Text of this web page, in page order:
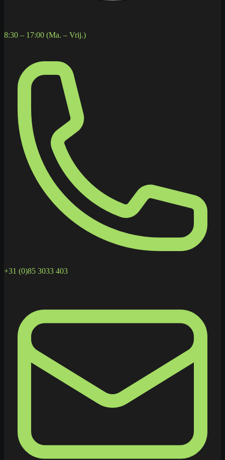
8:30 – 17:00 (Ma. – Vrij.)
+31 (0)85 3033 403